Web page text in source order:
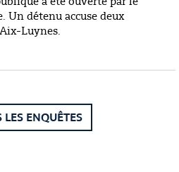
Un détenu accuse deux
Luynes.
LES ENQUÊTES